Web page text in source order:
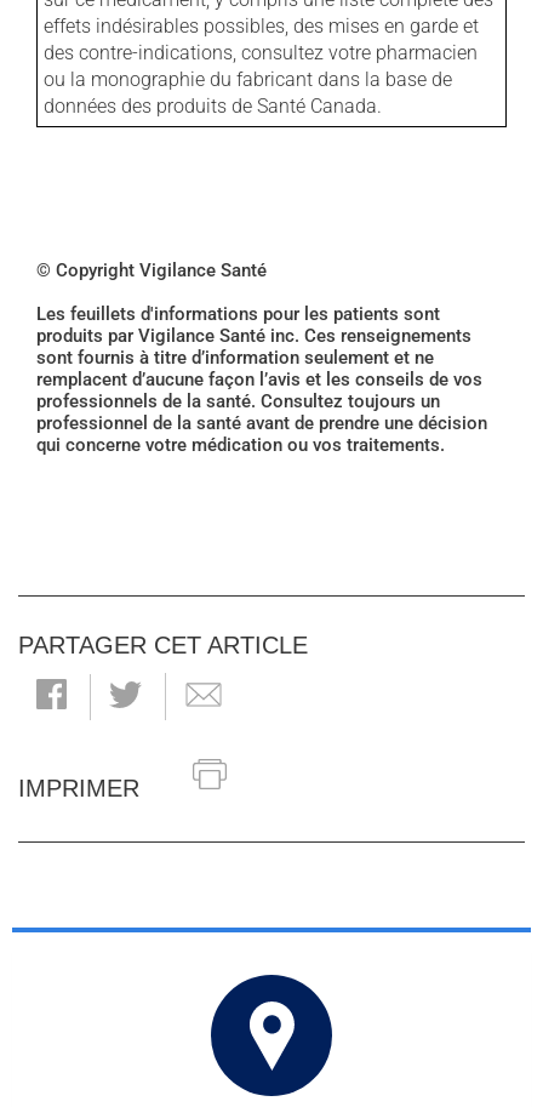
effets indésirables possibles, des mises en garde et
des contre-indications, consultez votre pharmacien
ou la monographie du fabricant dans la base de
données des produits de Santé Canada.
© Copyright Vigilance Santé
Les feuillets d'informations pour les patients sont
produits par Vigilance Santé inc. Ces renseignements
sont fournis à titre d’information seulement et ne
remplacent d’aucune façon l’avis et les conseils de vos
professionnels de la santé. Consultez toujours un
professionnel de la santé avant de prendre une décision
qui concerne votre médication ou vos traitements.
PARTAGER CET ARTICLE
IMPRIMER